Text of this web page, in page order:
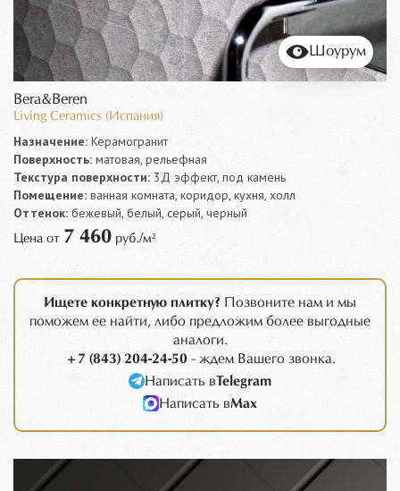
Шоурум
Bera&Beren
Living Ceramics (Испания)
Назначение: Керамогранит
Поверхность: матовая, рельефная
Текстура поверхности: 3Д эффект, под камень
Помещение: ванная комната, коридор, кухня, холл
Оттенок: бежевый, белый, серый, черный
Цена от 7 460 руб./м²
Ищете конкретную плитку? Позвоните нам и мы
поможем ее найти, либо предложим более выгодные
аналоги.
+7 (843) 204-24-50 - ждем Вашего звонка.
Написать вTelegram
Написать вMax